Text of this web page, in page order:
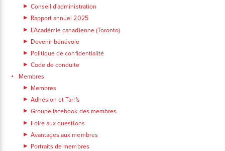
Conseil d'administration
Rapport annuel 2025
L'Académie canadienne (Toronto)
Devenir bénévole
Politique de confidentialité
Code de conduite
Membres
Membres
Adhésion et Tarifs
Groupe facebook des membres
Foire aux questions
Avantages aux membres
Portraits de membres